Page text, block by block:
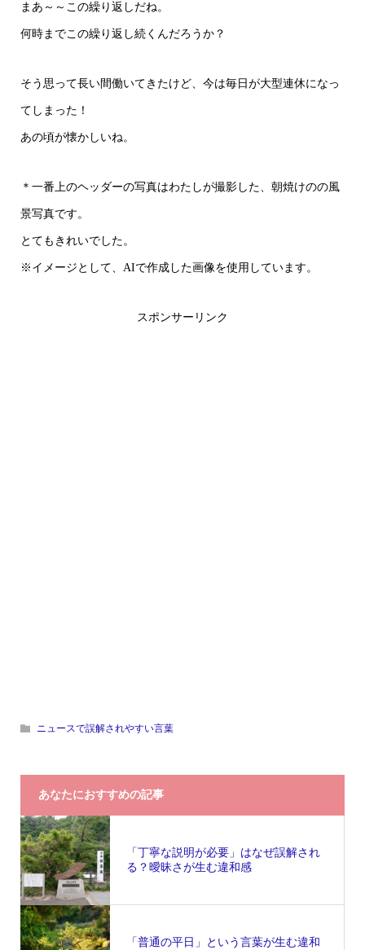
まあ～～この繰り返しだね。
何時までこの繰り返し続くんだろうか？
そう思って長い間働いてきたけど、今は毎日が大型連休になっ
てしまった！
あの頃が懐かしいね。
＊一番上のヘッダーの写真はわたしが撮影した、朝焼けのの風
景写真です。
とてもきれいでした。
※イメージとして、AIで作成した画像を使用しています。
スポンサーリンク
ニュースで誤解されやすい言葉
あなたにおすすめの記事
「丁寧な説明が必要」はなぜ誤解され
る？曖昧さが生む違和感
「普通の平日」という言葉が生む違和